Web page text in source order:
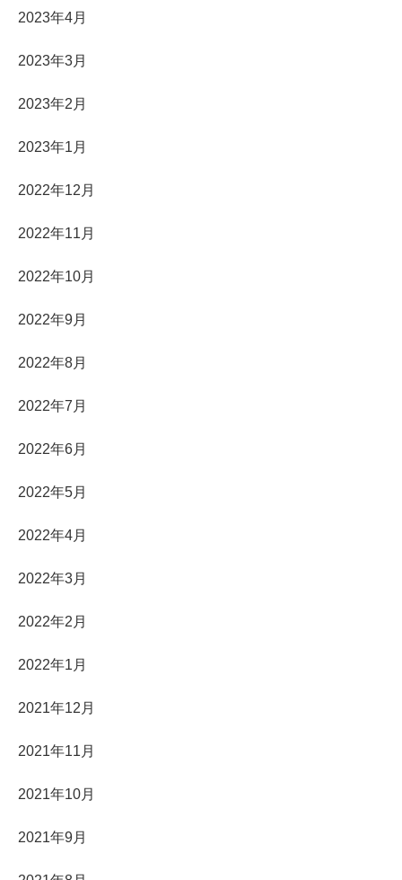
2023年4月
2023年3月
2023年2月
2023年1月
2022年12月
2022年11月
2022年10月
2022年9月
2022年8月
2022年7月
2022年6月
2022年5月
2022年4月
2022年3月
2022年2月
2022年1月
2021年12月
2021年11月
2021年10月
2021年9月